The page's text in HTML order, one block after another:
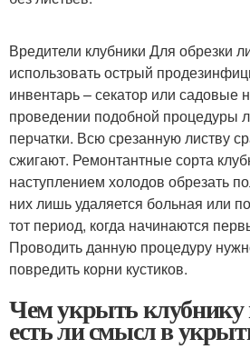
Вредители клубники Для обрезки
использовать острый
инвентарь – секатор или садовые
проведении подобной процедуры
перчатки. Всю срезанную листву
сжигают. Ремонтантные сорта
наступлением холодов обрезать
них лишь удаляется больная или
тот период, когда начинаются
Проводить данную процедуру
повредить корни кустиков.
Чем укрыть клубнику
есть ли смысл в